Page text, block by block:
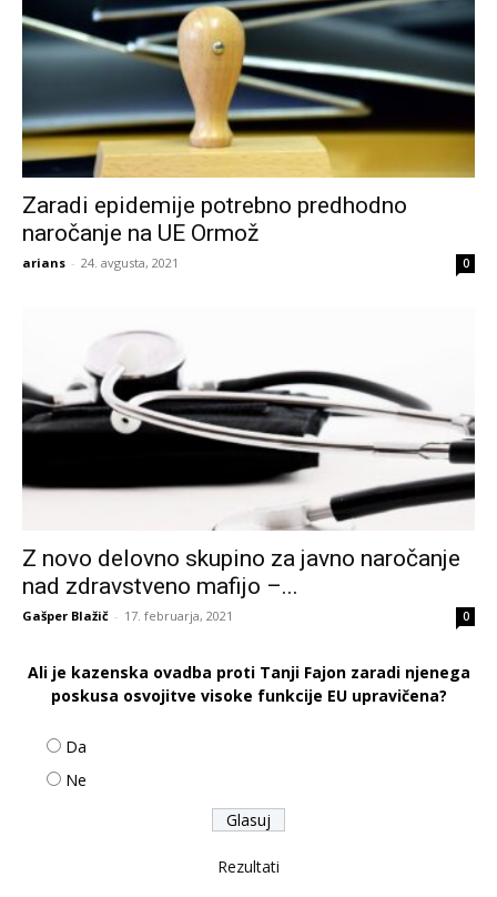
Zaradi epidemije potrebno predhodno
naročanje na UE Ormož
arians - 24. avgusta, 2021 0
Z novo delovno skupino za javno naročanje
nad zdravstveno mafijo –...
Gašper Blažič - 17. februarja, 2021 0
Ali je kazenska ovadba proti Tanji Fajon zaradi njenega
poskusa osvojitve visoke funkcije EU upravičena?
Da
Ne
Rezultati